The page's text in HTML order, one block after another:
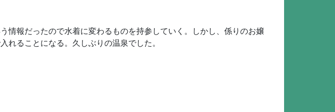
情報だったので水着に変わるものを持参していく。しかし、係りのお嬢
ることになる。久しぶりの温泉でした。